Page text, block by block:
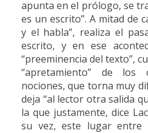
apunta en el prólogo, se
es un escrito”. A mitad de
y el habla”, realiza el
escrito, y en ese
“preeminencia del texto”,
“apretamiento” de
nociones, que torna muy
deja “al lector otra salida
la que justamente, dice
su vez, este lugar